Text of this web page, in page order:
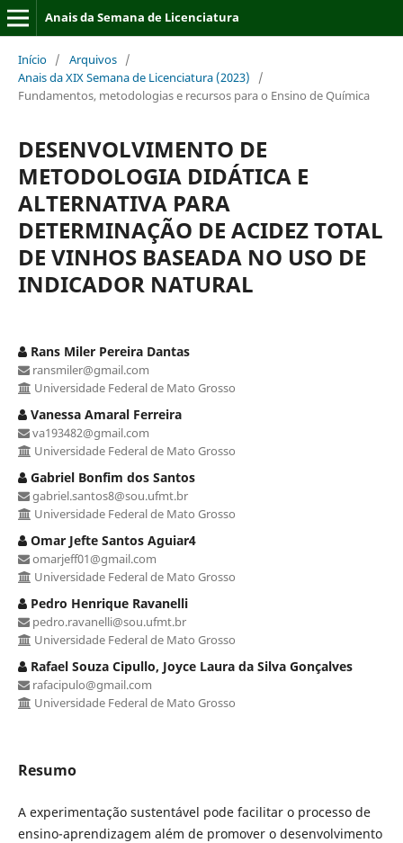
Anais da Semana de Licenciatura
Início / Arquivos /
Anais da XIX Semana de Licenciatura (2023)
/
Fundamentos, metodologias e recursos para o Ensino de Química
DESENVOLVIMENTO DE
METODOLOGIA DIDÁTICA E
ALTERNATIVA PARA
DETERMINAÇÃO DE ACIDEZ TOTAL
DE VINHOS BASEADA NO USO DE
INDICADOR NATURAL
Rans Miler Pereira Dantas
ransmiler@gmail.com
Universidade Federal de Mato Grosso
Vanessa Amaral Ferreira
va193482@gmail.com
Universidade Federal de Mato Grosso
Gabriel Bonfim dos Santos
gabriel.santos8@sou.ufmt.br
Universidade Federal de Mato Grosso
Omar Jefte Santos Aguiar4
omarjeff01@gmail.com
Universidade Federal de Mato Grosso
Pedro Henrique Ravanelli
pedro.ravanelli@sou.ufmt.br
Universidade Federal de Mato Grosso
Rafael Souza Cipullo, Joyce Laura da Silva Gonçalves
rafacipulo@gmail.com
Universidade Federal de Mato Grosso
Resumo
A experimentação sustentável pode facilitar o processo de
ensino-aprendizagem além de promover o desenvolvimento